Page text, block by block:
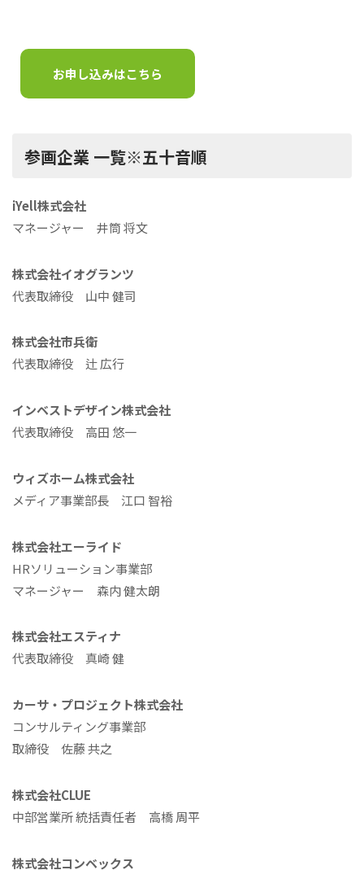
お申し込みはこちら
参画企業 一覧※五十音順
iYell株式会社
マネージャー 井筒 将文
株式会社イオグランツ
代表取締役 山中 健司
株式会社市兵衛
代表取締役 辻 広行
インベストデザイン株式会社
代表取締役 高田 悠一
ウィズホーム株式会社
メディア事業部長 江口 智裕
株式会社エーライド
HRソリューション事業部
マネージャー 森内 健太朗
株式会社エスティナ
代表取締役 真崎 健
カーサ・プロジェクト株式会社
コンサルティング事業部
取締役 佐藤 共之
株式会社CLUE
中部営業所 統括責任者 高橋 周平
株式会社コンベックス